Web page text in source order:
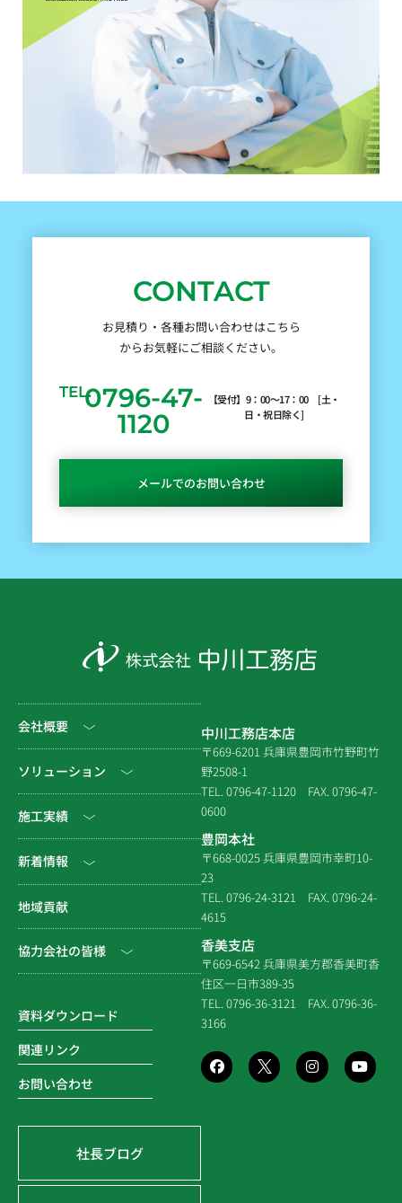
CONTACT
お見積り・各種お問い合わせはこちら
からお気軽にご相談ください。
TEL.0796-47-
1120
【受付】9：00～17：00 [土・
日・祝日除く]
メールでのお問い合わせ
会社概要
社長挨拶
会社沿革
拠点一覧
企業倫理規定
品質方針
環境方針
SDGsの取組み
ソリューション
公共工事
住宅関連
各種連携
災害時対応等
施工実績
土木
建築（民間）
新着情報
NEWS & EVENT
メディア掲載
地域貢献
協力会社の皆様
資料ダウンロード
関連リンク
お問い合わせ
社長ブログ
中川工務店本店
〒669-6201 兵庫県豊岡市竹野町竹
野2508-1
TEL. 0796-47-1120 FAX. 0796-47-
0600
豊岡本社
〒668-0025 兵庫県豊岡市幸町10-
23
TEL. 0796-24-3121 FAX. 0796-24-
4615
香美支店
〒669-6542 兵庫県美方郡香美町香
住区一日市389-35
TEL. 0796-36-3121 FAX. 0796-36-
3166